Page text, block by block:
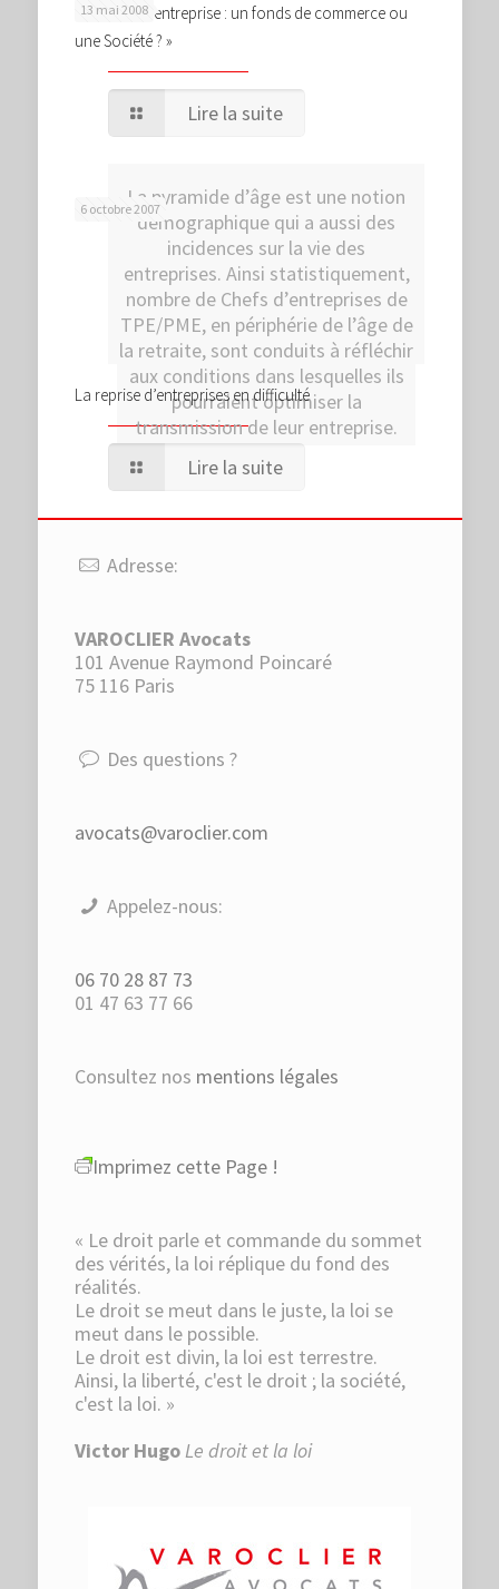
13 mai 2008
« Cession d’entreprise : un fonds de commerce ou
une Société ? »
Lire la suite
La pyramide d’âge est une notion
démographique qui a aussi des
incidences sur la vie des
entreprises. Ainsi statistiquement,
nombre de Chefs d’entreprises de
TPE/PME, en périphérie de l’âge de
la retraite, sont conduits à réfléchir
aux conditions dans lesquelles ils
pourraient optimiser la
transmission de leur entreprise.
6 octobre 2007
La reprise d’entreprises en difficulté
Lire la suite
Adresse:
VAROCLIER Avocats
101 Avenue Raymond Poincaré
75 116 Paris
Des questions ?
avocats@varoclier.com
Appelez-nous:
06 70 28 87 73
01 47 63 77 66
Consultez nos mentions légales
Imprimez cette Page !
« Le droit parle et commande du sommet
des vérités, la loi réplique du fond des
réalités.
Le droit se meut dans le juste, la loi se
meut dans le possible.
Le droit est divin, la loi est terrestre.
Ainsi, la liberté, c'est le droit ; la société,
c'est la loi. »
Victor HugoLe droit et la loi